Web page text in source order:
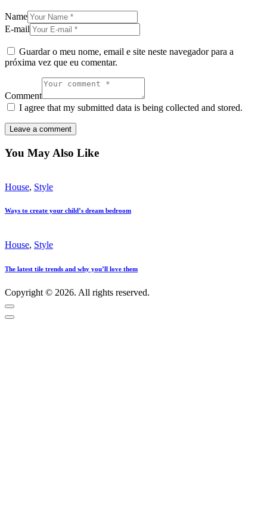
Name
E-mail
Guardar o meu nome, email e site neste navegador para a
próxima vez que eu comentar.
Comment
I agree that my submitted data is being collected and stored.
You May Also Like
House, Style
Ways to create your child’s dream bedroom
House, Style
The latest tile trends and why you’ll love them
Copyright © 2026. All rights reserved.